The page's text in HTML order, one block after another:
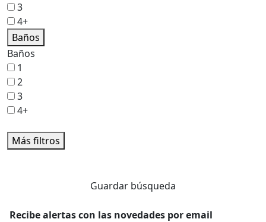
3
4+
Baños
Baños
1
2
3
4+
Más filtros
Guardar búsqueda
Recibe alertas con las novedades por email